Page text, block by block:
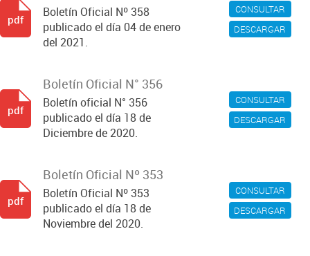
CONSULTAR
DESCARGAR
Boletín Oficial Nº 358
publicado el día 04 de enero
del 2021.
pdf
CONSULTAR
DESCARGAR
Boletín Oficial N° 356
Boletín oficial N° 356
publicado el día 18 de
Diciembre de 2020.
pdf
CONSULTAR
DESCARGAR
Boletín Oficial Nº 353
Boletín Oficial Nº 353
publicado el día 18 de
Noviembre del 2020.
pdf